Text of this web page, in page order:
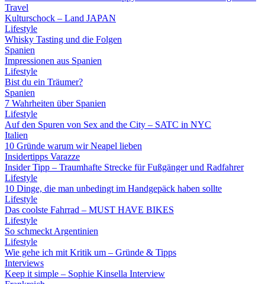
Travel
Kulturschock – Land JAPAN
Lifestyle
Whisky Tasting und die Folgen
Spanien
Impressionen aus Spanien
Lifestyle
Bist du ein Träumer?
Spanien
7 Wahrheiten über Spanien
Lifestyle
Auf den Spuren von Sex and the City – SATC in NYC
Italien
10 Gründe warum wir Neapel lieben
Insidertipps Varazze
Insider Tipp – Traumhafte Strecke für Fußgänger und Radfahrer
Lifestyle
10 Dinge, die man unbedingt im Handgepäck haben sollte
Lifestyle
Das coolste Fahrrad – MUST HAVE BIKES
Lifestyle
So schmeckt Argentinien
Lifestyle
Wie gehe ich mit Kritik um – Gründe & Tipps
Interviews
Keep it simple – Sophie Kinsella Interview